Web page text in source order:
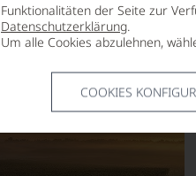
Funktionalitäten der Seite zur
Datenschutzerklärung.
Um alle Cookies abzulehnen,
COOKIES